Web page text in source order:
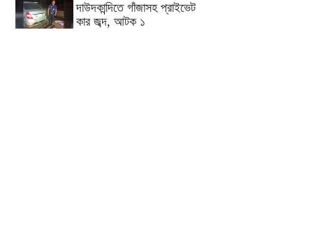
দাউদকান্দিতে গাঁজাসহ প্রাইভেট
কার জব্দ, আটক ১